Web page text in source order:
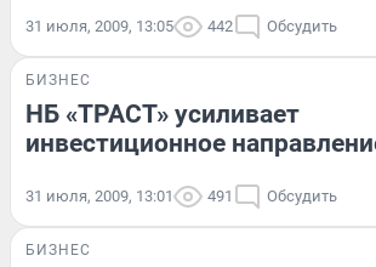
31 июля, 2009, 13:05 442 Обсудить
БИЗНЕС
НБ «ТРАСТ» усиливает
инвестиционное
31 июля, 2009, 13:01 491 Обсудить
БИЗНЕС